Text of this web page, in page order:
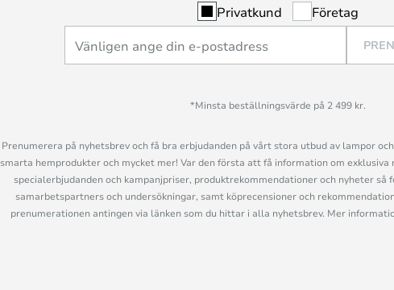
Privatkund Företag
*Minsta beställningsvärde på 2 499 kr.
Prenumerera på nyhetsbrev och få bra erbjudanden på vårt stora utbud av lampor
smarta hemprodukter och mycket mer! Var den första att få information om
specialerbjudanden och kampanjpriser, produktrekommendationer och nyheter
samarbetspartners och undersökningar, samt köprecensioner och
prenumerationen antingen via länken som du hittar i alla nyhetsbrev. Mer